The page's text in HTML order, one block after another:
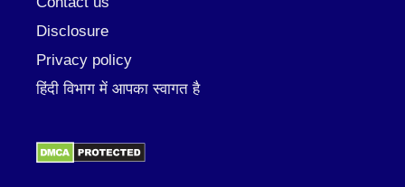
Disclosure
Privacy policy
हिंदी विभाग में आपका स्वागत है